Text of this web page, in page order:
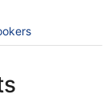
peignoirs,
gratuits.
(pour 1 à 2
et un